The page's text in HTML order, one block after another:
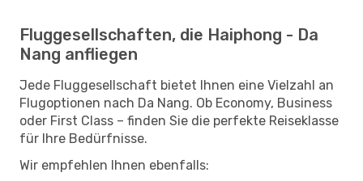
Fluggesellschaften, die Haiphong - Da
Nang anfliegen
Jede Fluggesellschaft bietet Ihnen eine Vielzahl an
Flugoptionen nach Da Nang. Ob Economy, Business
oder First Class – finden Sie die perfekte Reiseklasse
für Ihre Bedürfnisse.
Wir empfehlen Ihnen ebenfalls: